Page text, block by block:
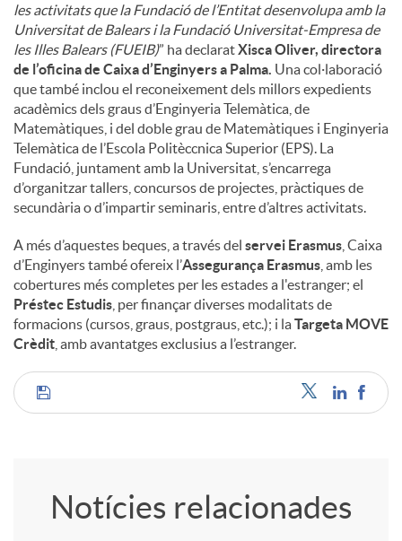
les activitats que la Fundació de l’Entitat desenvolupa amb la
Universitat de Balears i la Fundació Universitat-Empresa de
les Illes Balears (FUEIB)” ha declaratXisca Oliver, directora
de l’oficina de Caixa d’Enginyers a Palma. Una col·laboració
que també inclou el reconeixement dels millors expedients
acadèmics dels graus d’Enginyeria Telemàtica, de
Matemàtiques, i del doble grau de Matemàtiques i Enginyeria
Telemàtica de l’Escola Politèccnica Superior (EPS). La
Fundació, juntament amb la Universitat, s’encarrega
d’organitzar tallers, concursos de projectes, pràctiques de
secundària o d’impartir seminaris, entre d’altres activitats.
A més d’aquestes beques, a través del servei Erasmus , Caixa
d’Enginyers també ofereix l’Assegurança Erasmus , amb les
cobertures més completes per les estades a l'estranger; el
Préstec Estudis , per finançar diverses modalitats de
formacions (cursos, graus, postgraus, etc.); i laTargeta MOVE
Crèdit , amb avantatges exclusius a l’estranger.
C
Notícies relacionades